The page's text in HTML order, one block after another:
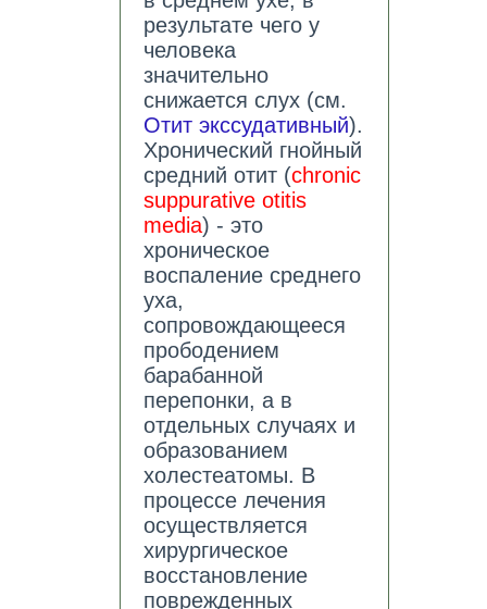
результате чего у
человека
значительно
снижается слух (см.
Отит экссудативный).
Хронический гнойный
средний отит (chronic
suppurative otitis
media) - это
хроническое
воспаление среднего
уха,
сопровождающееся
прободением
барабанной
перепонки, а в
отдельных случаях и
образованием
холестеатомы. В
процессе лечения
осуществляется
хирургическое
восстановление
поврежденных